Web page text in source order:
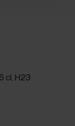
cl, H23